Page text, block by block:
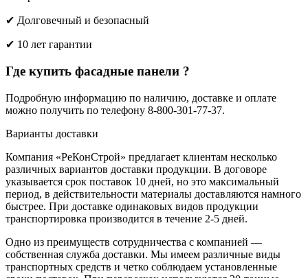
✔ Долговечный и безопасный
✔ 10 лет гарантии
Где купить фасадные панели ?
Подробную информацию по наличию, доставке и оплате
можно получить по телефону 8-800-301-77-37.
Варианты доставки
Компания «РеКонСтрой» предлагает клиентам несколько
различных вариантов доставки продукции. В договоре
указывается срок поставок 10 дней, но это максимальный
период, в действительности материалы доставляются намного
быстрее. При доставке одинаковых видов продукции
транспортировка производится в течение 2-5 дней.
Одно из преимуществ сотрудничества с компанией —
собственная служба доставки. Мы имеем различные виды
транспортных средств и четко соблюдаем установленные